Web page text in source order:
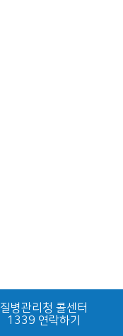
질병관리청 콜센터
1339 연락하기